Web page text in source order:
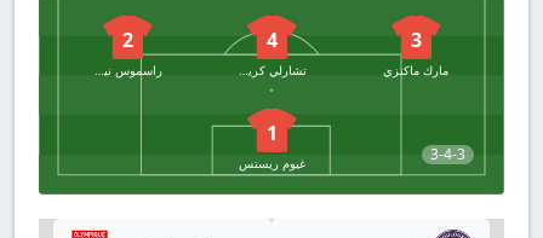
3-4-3
3
مارك ماكنزي
4
2
1
غيوم ريستس